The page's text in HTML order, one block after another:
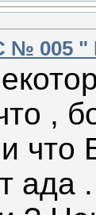
005 "
,
что
ада